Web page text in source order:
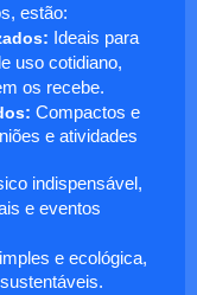
estão:
: Ideais para
uso cotidiano,
os recebe.
: Compactos e
e atividades
indispensável,
e eventos
e ecológica,